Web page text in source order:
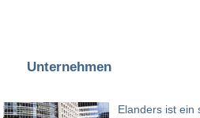
Unternehmen
Elanders ist ein